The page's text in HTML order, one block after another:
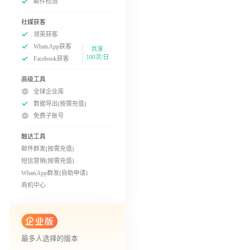
邮件检测
社媒获客
领英获客
WhatsApp获客
Facebook获客
共享
100次/日
高级工具
全球企业库
数据导出(按需充值)
免费子账号
触达工具
邮件群发(按需充值)
短信营销(按需充值)
WhatsApp群发(自助申请)
商机中心
最多人选择的版本